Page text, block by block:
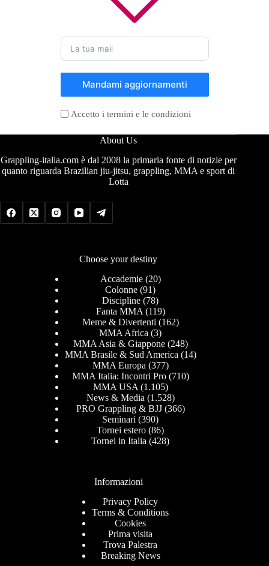
Mandami aggiornamenti
Accetto i termini e le condizioni
About Us
Grappling-italia.com è dal 2008 la primaria fonte di notizie per
quanto riguarda Brazilian jiu-jitsu, grappling, MMA e sport di
Lotta
Choose your destiny
Accademie(20)
Colonne (91)
Discipline (78)
Fanta MMA (119)
Meme & Divertenti (162)
MMA Africa (3)
MMA Asia & Giappone(248)
MMA Brasile & Sud America (14)
MMA Europa (377)
MMA Italia: Incontri Pro(710)
MMA USA (1.105)
News & Media (1.528)
PRO Grappling & BJJ(366)
Seminari (390)
Tornei estero (86)
Tornei in Italia (428)
Informazioni
Privacy Policy
Terms & Conditions
Cookies
Prima visita
Trova Palestra
Breaking News